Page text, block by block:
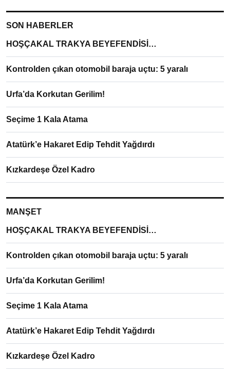
SON HABERLER
HOŞÇAKAL TRAKYA BEYEFENDİSİ…
Kontrolden çıkan otomobil baraja uçtu: 5 yaralı
Urfa’da Korkutan Gerilim!
Seçime 1 Kala Atama
Atatürk’e Hakaret Edip Tehdit Yağdırdı
Kızkardeşe Özel Kadro
MANŞET
HOŞÇAKAL TRAKYA BEYEFENDİSİ…
Kontrolden çıkan otomobil baraja uçtu: 5 yaralı
Urfa’da Korkutan Gerilim!
Seçime 1 Kala Atama
Atatürk’e Hakaret Edip Tehdit Yağdırdı
Kızkardeşe Özel Kadro